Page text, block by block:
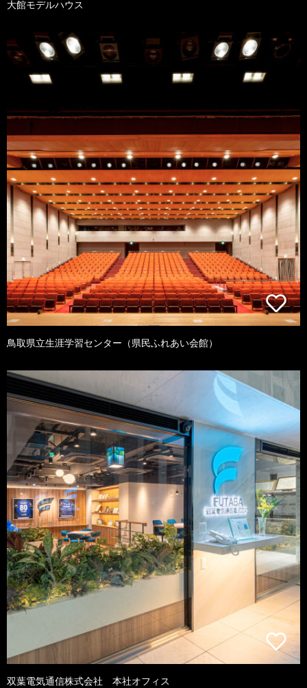
大館モデルハウス
鳥取県立生涯学習センター（県民ふれあい会館）
双葉電気通信株式会社 本社オフィス